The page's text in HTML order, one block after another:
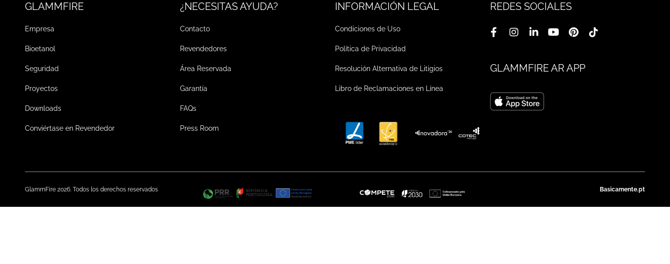
GLAMMFIRE
Empresa
Bioetanol
Seguridad
Proyectos
Downloads
Conviértase en Revendedor
¿NECESITAS AYUDA?
Contacto
Revendedores
Área Reservada
Garantía
FAQs
Press Room
INFORMACIÓN LEGAL
Condiciones de Uso
Política de Privacidad
Resolución Alternativa de Litigios
Libro de Reclamaciones en Línea
REDES SOCIALES
GLAMMFIRE AR APP
GlammFire 2026. Todos los derechos reservados Basicamente.pt